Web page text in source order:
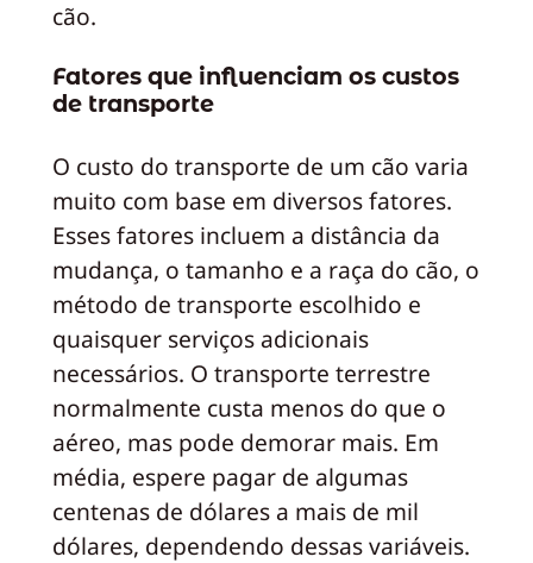
cão.
Fatores que influenciam os custos
de transporte
O custo do transporte de um cão varia
muito com base em diversos fatores.
Esses fatores incluem a distância da
mudança, o tamanho e a raça do cão, o
método de transporte escolhido e
quaisquer serviços adicionais
necessários. O transporte terrestre
normalmente custa menos do que o
aéreo, mas pode demorar mais. Em
média, espere pagar de algumas
centenas de dólares a mais de mil
dólares, dependendo dessas variáveis.